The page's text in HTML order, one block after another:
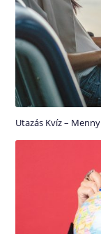
Utazás Kvíz –